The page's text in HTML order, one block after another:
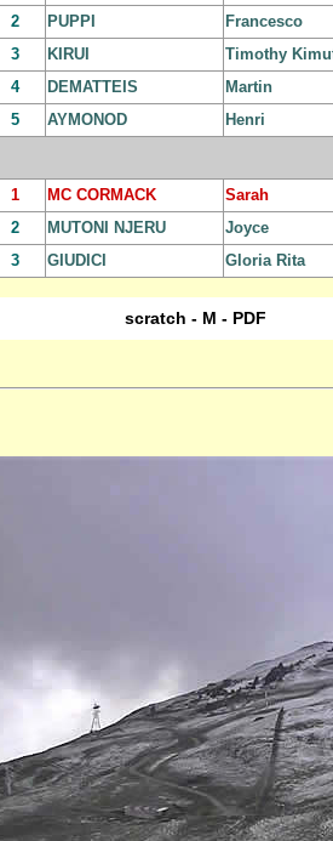
2
PUPPI Francesco
3
KIRUI Timothy
4
DEMATTEIS Martin
5
AYMONOD Henri
1 MC CORMACK Sarah
2
MUTONI NJERU Joyce
3
GIUDICI Gloria Rita
scratch - M - PDF